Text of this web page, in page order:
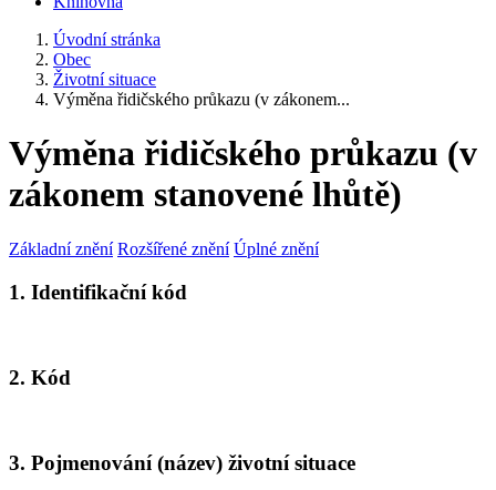
Úvodní stránka
Obec
Životní situace
Výměna řidičského průkazu (v zákonem...
Výměna řidičského průkazu (v
zákonem stanovené lhůtě)
Základní znění Rozšířené znění Úplné znění
1. Identifikační kód
2. Kód
3. Pojmenování (název) životní situace